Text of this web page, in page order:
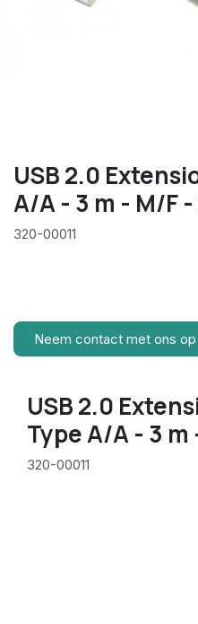
USB 2.0
A/A - 3 m - M/F -
320-00011
Neem contact met ons op
USB 2.0
Type A/A - 3 m
320-00011